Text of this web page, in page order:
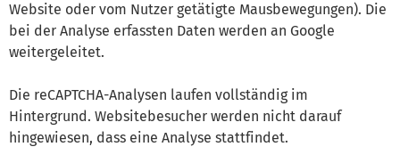
Website oder vom Nutzer getätigte Mausbewegungen). Die
bei der Analyse erfassten Daten werden an Google
weitergeleitet.
Die reCAPTCHA-Analysen laufen vollständig im
Hintergrund. Websitebesucher werden nicht darauf
hingewiesen, dass eine Analyse stattfindet.